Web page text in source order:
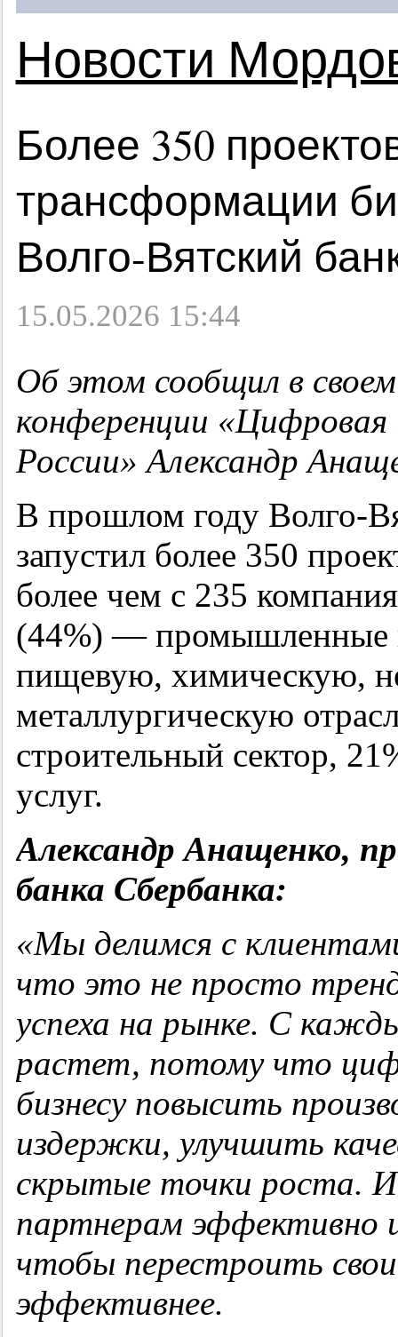
Новости
Более 350
трансформации
Волго-Вятский
15.05.2026 15:44
Об этом сообщил в
конференции
России» Александр
В прошлом году Волго-
запустил более 350
более чем с 235
(44%) — промышленные
пищевую, химическую,
металлургическую
строительный сектор,
услуг.
Александр Анащенко,
банка Сбербанка:
«Мы делимся с
что это не просто
успеха на рынке. С
растет, потому что
бизнесу повысить
издержки, улучшить
скрытые точки роста.
партнерам эффективно
чтобы перестроить
эффективнее.